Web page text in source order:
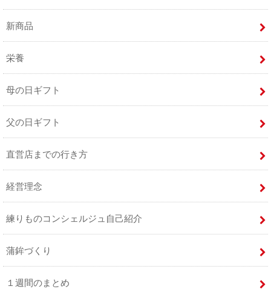
新商品
栄養
母の日ギフト
父の日ギフト
直営店までの行き方
経営理念
練りものコンシェルジュ自己紹介
蒲鉾づくり
１週間のまとめ